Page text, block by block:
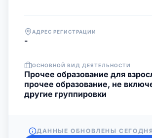
АДРЕС РЕГИСТРАЦИИ
-
ОСНОВНОЙ ВИД ДЕЯТЕЛЬНОСТИ
Прочее образование для
прочее образование, не
другие группировки
ДАННЫЕ ОБНОВЛЕНЫ